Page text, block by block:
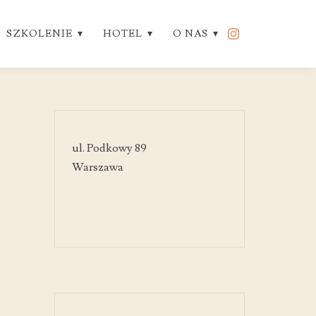
SZKOLENIE HOTEL O NAS
ul. Podkowy 89
Warszawa